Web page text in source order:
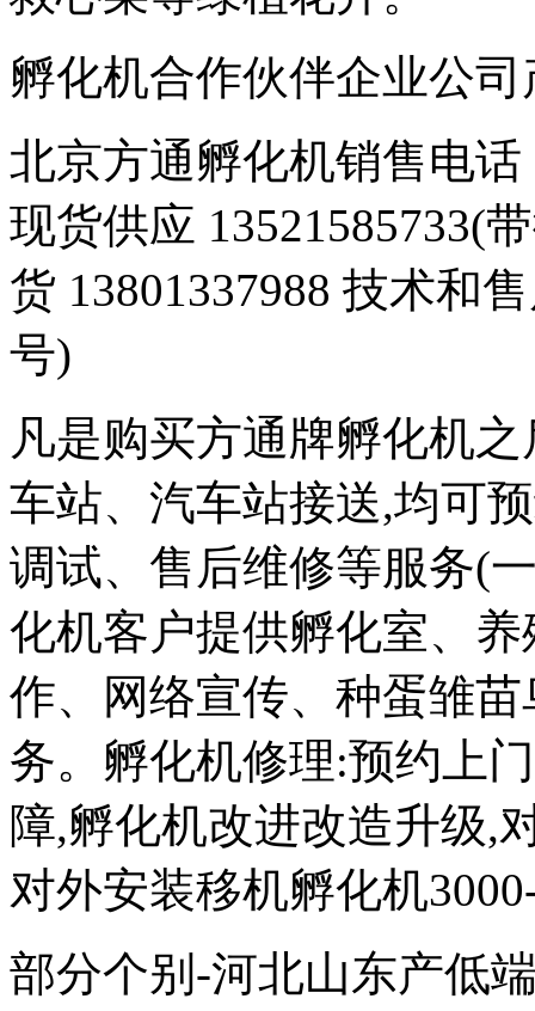
孵化机合作伙伴企业公
北京方通孵化机销售电话
现货供应 13521585733(
货 13801337988 技术和
号)
凡是购买方通牌孵化机
车站、汽车站接送,均可
调试、售后维修等服务(
化机客户提供孵化室、
作、网络宣传、种蛋雏
务。孵化机修理:预约上
障,孵化机改进改造升级,
对外安装移机孵化机
部分个别-河北山东产低